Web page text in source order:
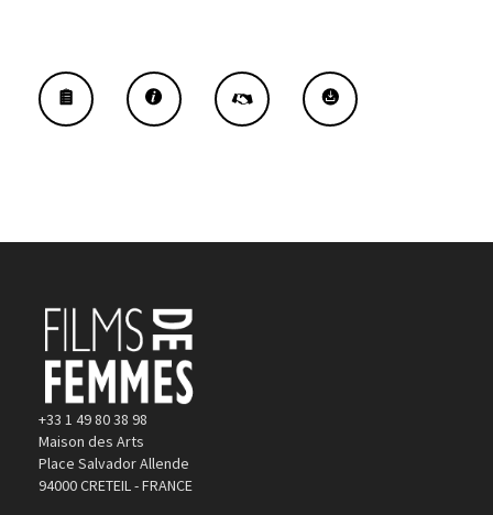
+33 1 49 80 38 98
Maison des Arts
Place Salvador Allende
94000 CRETEIL - FRANCE